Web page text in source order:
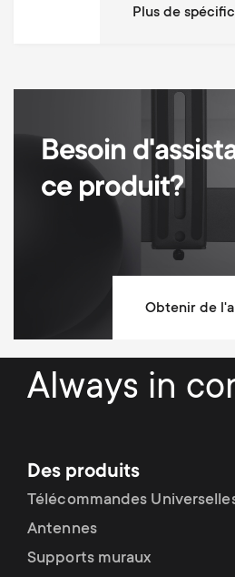
Câble coaxial (en
Dimensions (LxWxH /
Distance aux émetteurs
(km)
Besoin
ce produit?
Obtenir de
Always in
Des produits
Télécommandes
Antennes
Supports muraux